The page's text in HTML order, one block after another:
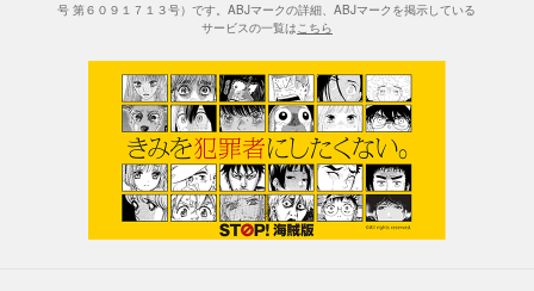
号 第６０９１７１３号）です。ABJマークの詳細、ABJマークを掲示している
サービスの一覧はこちら